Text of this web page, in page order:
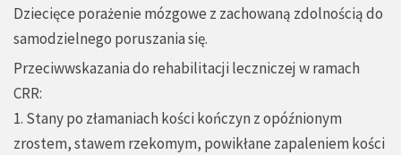
Dziecięce porażenie mózgowe z zachowaną zdolnością do
samodzielnego poruszania się.
Przeciwwskazania do rehabilitacji leczniczej w ramach
CRR:
1. Stany po złamaniach kości kończyn z opóźnionym
zrostem, stawem rzekomym, powikłane zapaleniem kości